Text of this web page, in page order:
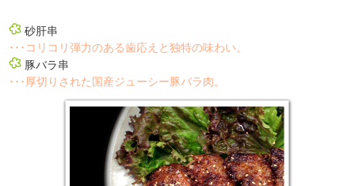
砂肝串
･･･コリコリ弾力のある歯応えと独特の味わい。
豚バラ串
･･･厚切りされた国産ジューシー豚バラ肉。